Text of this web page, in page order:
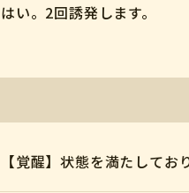
はい。2回誘発します。
【覚醒】状態を満たして